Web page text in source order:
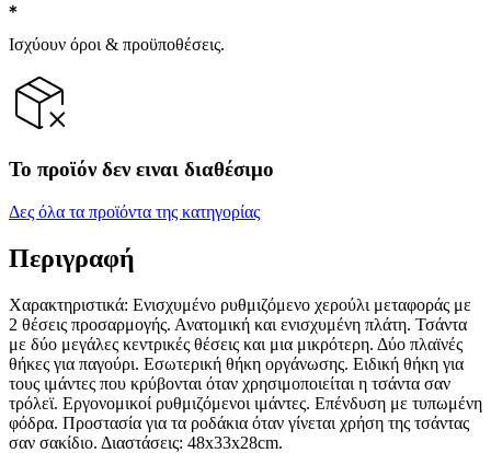
Ισχύουν όροι & προϋποθέσεις.
Το προϊόν δεν ειναι διαθέσιμο
Δες όλα τα προϊόντα της κατηγορίας
Περιγραφή
Χαρακτηριστικά: Ενισχυμένο ρυθμιζόμενο χερούλι μεταφοράς με
2 θέσεις προσαρμογής. Ανατομική και ενισχυμένη πλάτη. Τσάντα
με δύο μεγάλες κεντρικές θέσεις και μια μικρότερη. Δύο πλαϊνές
θήκες για παγούρι. Εσωτερική θήκη οργάνωσης. Ειδική θήκη για
τους ιμάντες που κρύβονται όταν χρησιμοποιείται η τσάντα σαν
τρόλεϊ. Εργονομικοί ρυθμιζόμενοι ιμάντες. Επένδυση με τυπωμένη
φόδρα. Προστασία για τα ροδάκια όταν γίνεται χρήση της τσάντας
σαν σακίδιο. Διαστάσεις: 48x33x28cm.